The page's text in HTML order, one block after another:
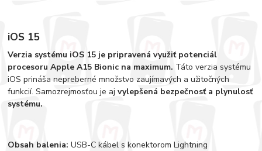
iOS 15
Verzia systému iOS 15 je pripravená využiť potenciál
procesoru Apple A15 Bionic na maximum. Táto verzia systému
iOS prináša nepreberné množstvo zaujímavých a užitočných
funkcií. Samozrejmosťou je ajvylepšená bezpečnosť a plynulosť
systému.
Obsah balenia: USB-C kábel s konektorom Lightning